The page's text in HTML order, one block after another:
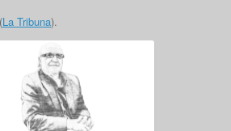
La Tribuna).